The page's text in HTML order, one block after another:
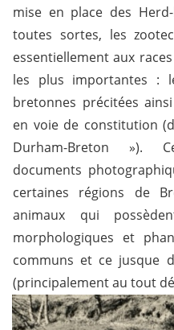
mise en place des
toutes sortes, les
essentiellement aux
les plus importantes :
bretonnes précitées
en voie de constitution
Durham-Breton »).
documents
certaines régions de
animaux qui
morphologiques et
communs et ce jusque
(principalement au tout